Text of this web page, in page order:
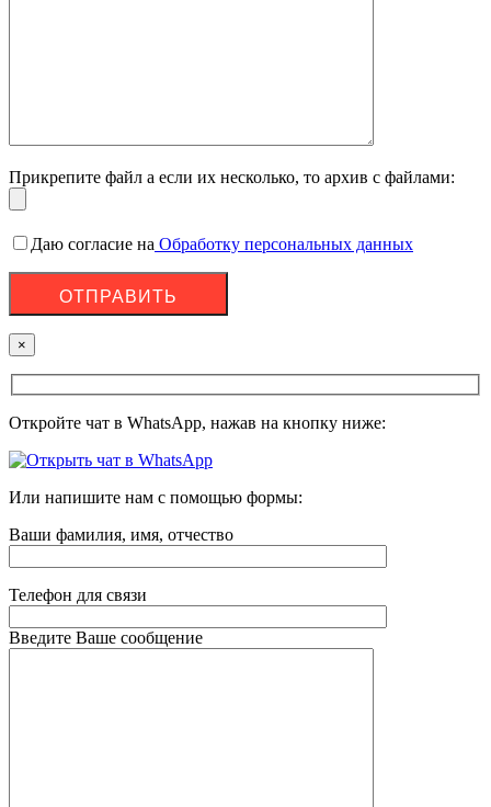
Прикрепите файл а если их несколько, то архив с файлами:
Даю согласие на Обработку персональных данных
×
Откройте чат в WhatsApp, нажав на кнопку ниже:
Или напишите нам с помощью формы:
Ваши фамилия, имя, отчество
Телефон для связи
Введите Ваше сообщение